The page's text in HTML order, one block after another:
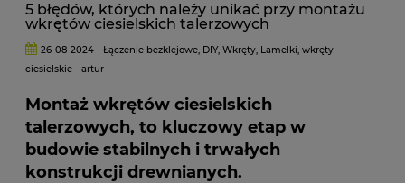
5 błędów, których należy unikać przy montażu
wkrętów ciesielskich talerzowych
26-08-2024 Łączenie bezklejowe, DIY,Wkręty, Lamelki,wkręty
ciesielskie
artur
Montaż wkrętów ciesielskich
talerzowych, to kluczowy etap w
budowie stabilnych i trwałych
konstrukcji drewnianych.